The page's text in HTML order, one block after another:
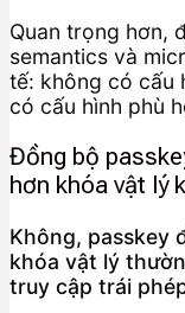
Quan trọng hơn,
semantics và
tế: không có cấu
có cấu hình phù
Đồng bộ
hơn khóa vật lý
Không, passkey
khóa vật lý
truy cập trái